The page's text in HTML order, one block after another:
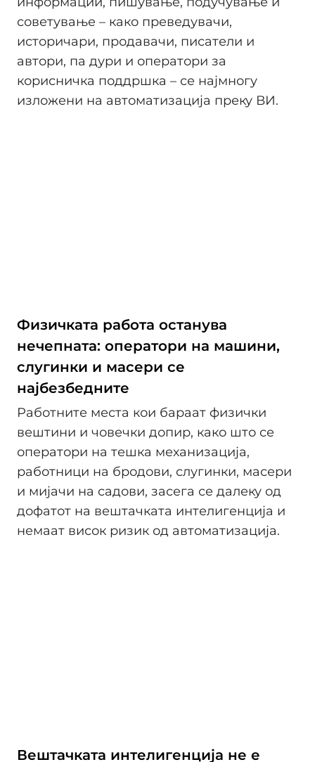
советување – како преведувачи,
историчари, продавачи, писатели и
автори, па дури и оператори за
корисничка поддршка – се најмногу
изложени на автоматизација преку ВИ.
Физичката работа останува
нечепната: оператори на машини,
слугинки и масери се
најбезбедните
Работните места кои бараат физички
вештини и човечки допир, како што се
оператори на тешка механизација,
работници на бродови, слугинки, масери
и мијачи на садови, засега се далеку од
дофатот на вештачката интелигенција и
немаат висок ризик од автоматизација.
Вештачката интелигенција не е